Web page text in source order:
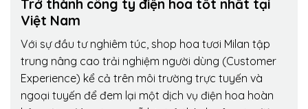
Trở thành công ty điện hoa tốt nhất tại
Việt Nam
Với sự đầu tư nghiêm túc, shop hoa tươi Milan tập
trung nâng cao trải nghiệm người dùng (Customer
Experience) kể cả trên môi trường trực tuyến và
ngoại tuyến để đem lại một dịch vụ điện hoa hoàn